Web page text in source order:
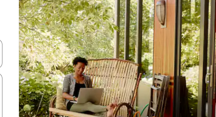
със стрелки нагоре и надолу или навигирайте с